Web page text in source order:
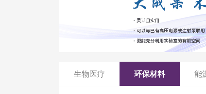
生物医疗 环保材料 能